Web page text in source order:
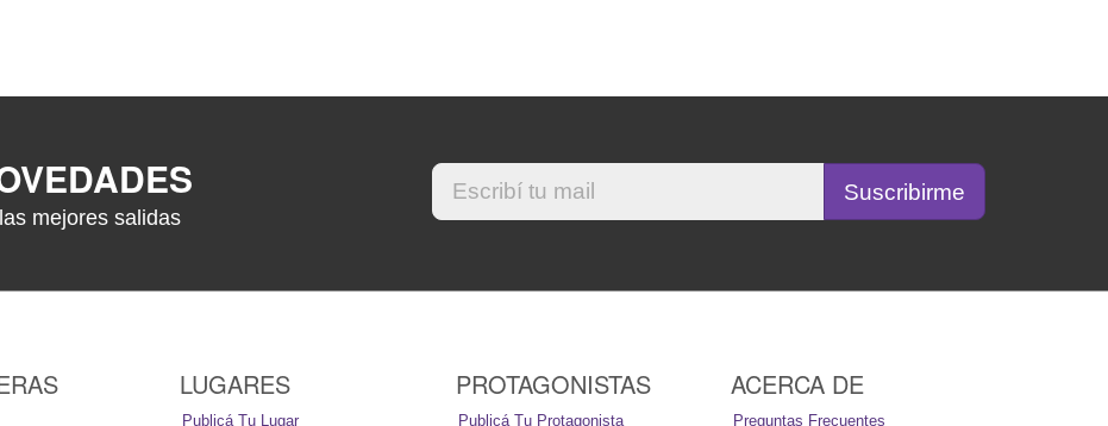
mejores salidas
LUGARES
Publicá Tu Lugar
PROTAGONISTAS
Publicá Tu Protagonista
ACERCA DE
Preguntas Frecuentes